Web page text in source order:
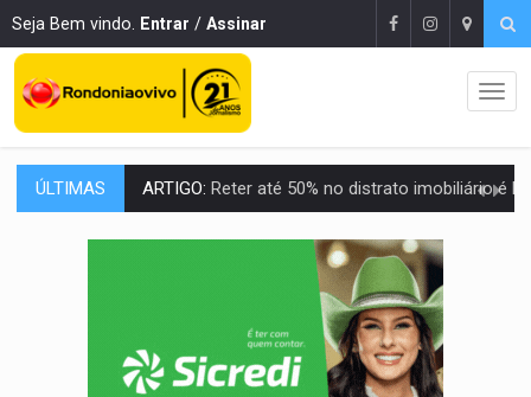
Seja Bem vindo. Entrar / Assinar
ÚLTIMAS DO HOSPITAL AO CAMPO: Veja as mais de 200 ações de Marcos
EXPANSÃO:Grupo Nova Era amplia presença em PVH e transforma Aramix
PCC amplia presença internacional e transforma Brasil em
CONEXÃO RONDONIAOVIVO:Museólogo Antônio Ocampo conduz a história de
EXTENSÃO DE DANOS: Ferroviários pedem ao Iphan recuperação de área